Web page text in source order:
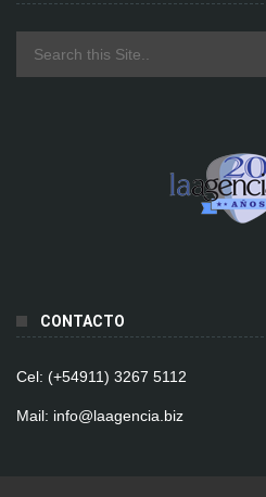
CONTACTO
Cel: (+54911) 3267 5112
Mail: info@laagencia.biz